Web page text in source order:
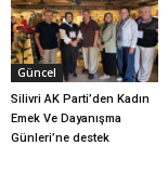
Güncel
Silivri AK Parti’den Kadın
Emek Ve Dayanışma
Günleri’ne destek